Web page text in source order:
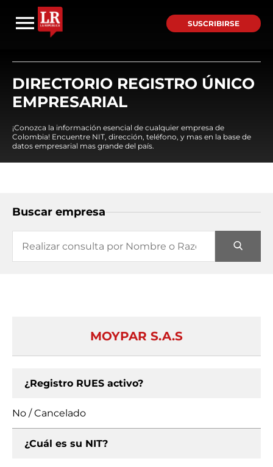
SUSCRIBIRSE
DIRECTORIO REGISTRO ÚNICO
EMPRESARIAL
¡Conozca la información esencial de cualquier empresa de
Colombia! Encuentre NIT, dirección, teléfono, y mas en la base de
datos empresarial mas grande del país.
Buscar empresa
MOYPAR S.A.S
¿Registro RUES activo?
No / Cancelado
¿Cuál es su NIT?